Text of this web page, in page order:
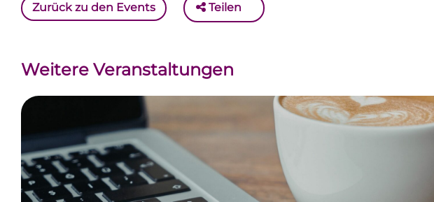
Zurück zu den Events Teilen
Weitere Veranstaltungen